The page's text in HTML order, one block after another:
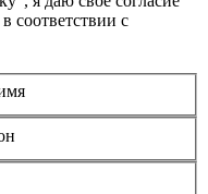
соответствии с